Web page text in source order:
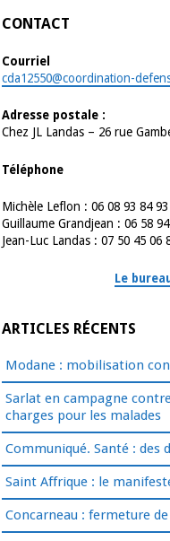
CONTACT
Courriel
cda12550@coordination-
Adresse postale :
Chez JL Landas – 26 rue
Téléphone
Michèle Leflon : 06 08 93 84 93
Guillaume Grandjean : 06 58
Jean-Luc Landas : 07 50 45 06
Le
ARTICLES RÉCENTS
Modane : mobilisation
Sarlat en campagne
charges pour les malades
Communiqué. Santé : des
Saint Affrique : le
Concarneau : fermeture